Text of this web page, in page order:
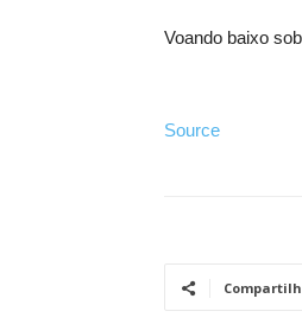
Voando baixo
Source